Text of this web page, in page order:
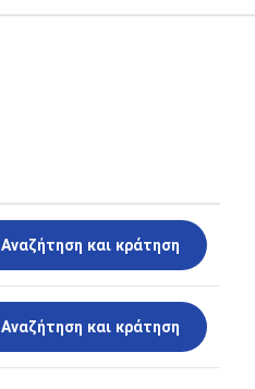
Αναζήτηση και κράτηση
Αναζήτηση και κράτηση